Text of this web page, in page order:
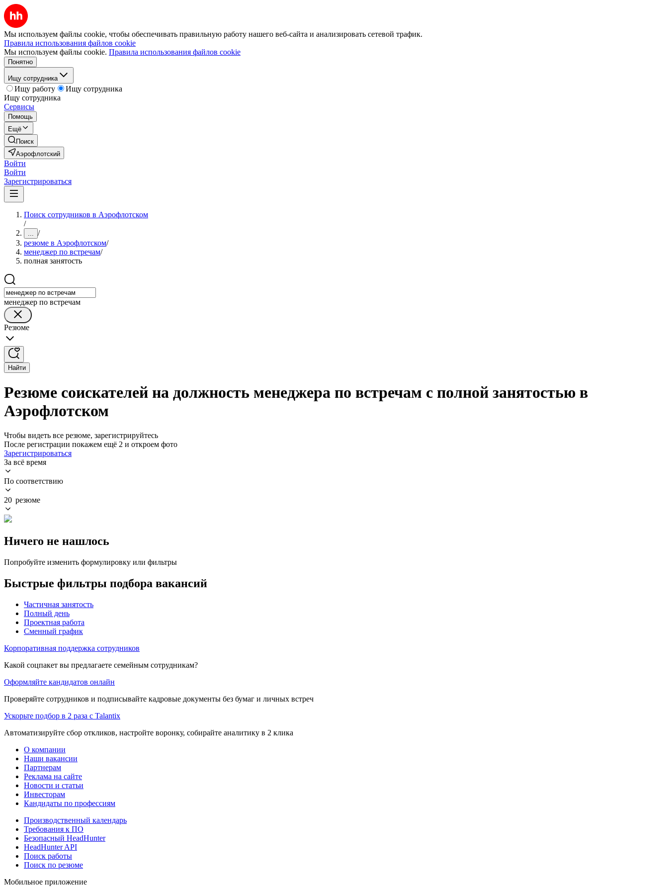
Мы используем файлы cookie, чтобы обеспечивать правильную работу нашего веб-сайта и анализировать сетевой трафик.
Правила использования файлов cookie
Мы используем файлы cookie. Правила использования файлов cookie
Понятно
Ищу сотрудника
Ищу работу
Ищу сотрудника
Ищу сотрудника
Сервисы
Помощь
Ещё
Поиск
Аэрофлотский
Войти
Войти
Зарегистрироваться
Поиск сотрудников в Аэрофлотском
/
... /
резюме в Аэрофлотском/
менеджер по встречам/
полная занятость
менеджер по встречам
Резюме
Найти
Резюме соискателей на должность менеджера по встречам с полной занятостью в
Аэрофлотском
Чтобы видеть все резюме, зарегистрируйтесь
После регистрации покажем ещё 2 и откроем фото
Зарегистрироваться
За всё время
По соответствию
20 резюме
Ничего не нашлось
Попробуйте изменить формулировку или фильтры
Быстрые фильтры подбора вакансий
Частичная занятость
Полный день
Проектная работа
Сменный график
Корпоративная поддержка сотрудников
Какой соцпакет вы предлагаете семейным сотрудникам?
Оформляйте кандидатов онлайн
Проверяйте сотрудников и подписывайте кадровые документы без бумаг и личных встреч
Ускорьте подбор в 2 раза с Talantix
Автоматизируйте сбор откликов, настройте воронку, собирайте аналитику в 2 клика
О компании
Наши вакансии
Партнерам
Реклама на сайте
Новости и статьи
Инвесторам
Кандидаты по профессиям
Производственный календарь
Требования к ПО
Безопасный HeadHunter
HeadHunter API
Поиск работы
Поиск по резюме
Мобильное приложение